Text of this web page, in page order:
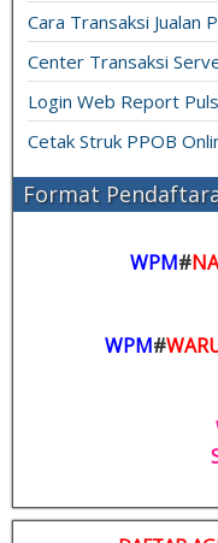
Cara Transaksi Jualan
Center Transaksi
Login Web Report
Cetak Struk PPOB
Format
WPM#
WPM#